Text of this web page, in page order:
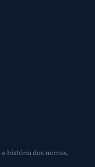
história dos nomes.